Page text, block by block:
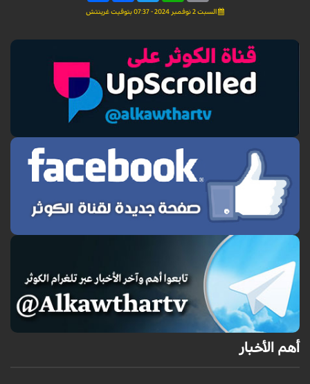
السبت 2 نوفمبر 2024 - 07:37 بتوقيت غرينتش
أهم الأخبار